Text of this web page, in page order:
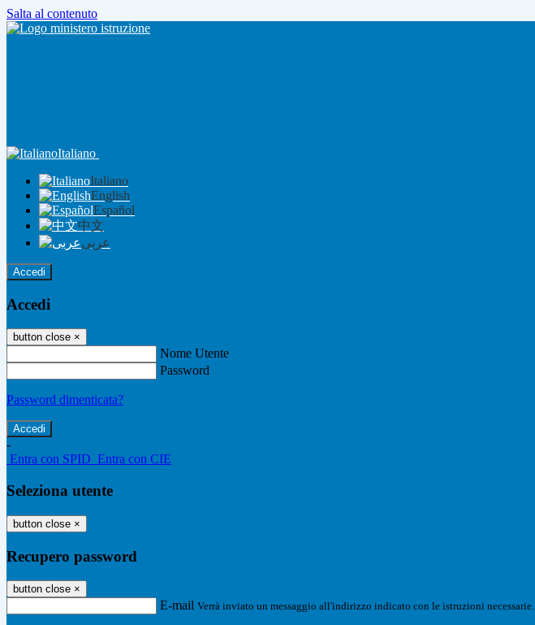
Salta al contenuto
Italiano
Italiano
English
Español
中文
عربى
Accedi
Accedi
button close ×
Nome Utente
Password
Password dimenticata?
-
Entra con SPID Entra con CIE
Seleziona utente
button close ×
Recupero password
button close ×
E-mail Verrà inviato un messaggio all'indirizzo indicato con le istruzioni necessarie.